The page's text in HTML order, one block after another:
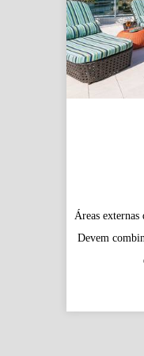
Áreas
Devem